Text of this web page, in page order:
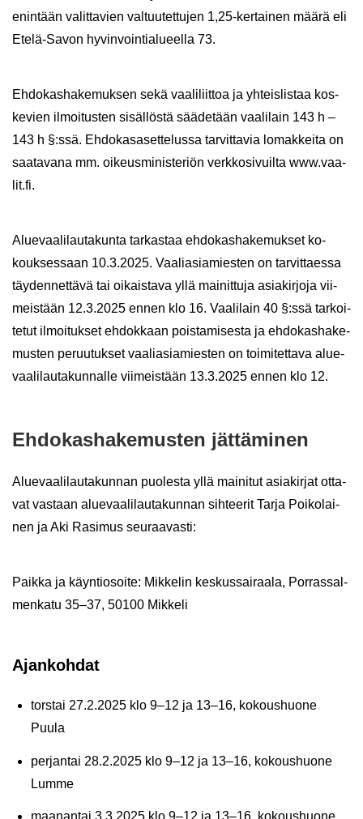
enin­tään va­lit­ta­vien val­tuu­tet­tu­jen 1,25-​kertainen määrä eli
Etelä-​Savon hy­vin­voin­tia­lu­eel­la 73.
Eh­do­kas­ha­ke­muk­sen sekä vaa­li­liit­toa ja yh­teis­lis­taa kos­
ke­vien il­moi­tus­ten si­säl­lös­tä sää­de­tään vaa­li­lain 143 h –
143 h §:ssä. Eh­do­kas­a­set­te­lus­sa tar­vit­ta­via lo­mak­kei­ta on
saa­ta­va­na mm. oi­keus­mi­nis­te­riön verk­ko­si­vuil­ta www.vaa­
lit.fi.
Alue­vaa­li­lau­ta­kun­ta tar­kas­taa eh­do­kas­ha­ke­muk­set ko­
kouk­ses­saan 10.3.2025. Vaa­lia­sia­mies­ten on tar­vit­taes­sa
täy­den­net­tä­vä tai oi­kais­ta­va yllä mai­nit­tu­ja asia­kir­jo­ja vii­
meis­tään 12.3.2025 ennen klo 16. Vaa­li­lain 40 §:ssä tar­koi­
te­tut il­moi­tuk­set eh­dok­kaan pois­ta­mi­ses­ta ja eh­do­kas­ha­ke­
mus­ten pe­ruu­tuk­set vaa­lia­sia­mies­ten on toi­mi­tet­ta­va alue­
vaa­li­lau­ta­kun­nal­le vii­meis­tään 13.3.2025 ennen klo 12.
Eh­do­kas­ha­ke­mus­ten jät­tä­mi­nen
Alue­vaa­li­lau­ta­kun­nan puo­les­ta yllä mai­ni­tut asia­kir­jat ot­ta­
vat vas­taan alue­vaa­li­lau­ta­kun­nan sih­tee­rit Tarja Poi­ko­lai­
nen ja Aki Ra­si­mus seu­raa­vas­ti:
Paik­ka ja käyn­tio­soi­te: Mik­ke­lin kes­kus­sai­raa­la, Por­ras­sal­
men­ka­tu 35–37, 50100 Mik­ke­li
Ajan­koh­dat
tors­tai 27.2.2025 klo 9–12 ja 13–16, ko­kous­huo­ne
Puula
per­jan­tai 28.2.2025 klo 9–12 ja 13–16, ko­kous­huo­ne
Lumme